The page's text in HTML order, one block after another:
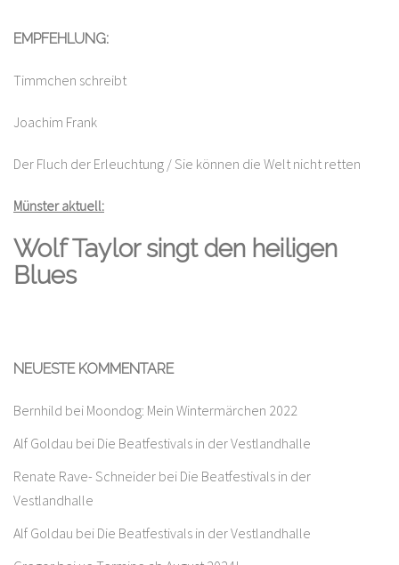
EMPFEHLUNG:
Timmchen schreibt
Joachim Frank
Der Fluch der Erleuchtung / Sie können die Welt nicht retten
Münster aktuell:
Wolf Taylor singt den heiligen
Blues
NEUESTE KOMMENTARE
Bernhild bei Moondog: Mein Wintermärchen 2022
Alf Goldau bei Die Beatfestivals in der Vestlandhalle
Renate Rave- Schneider bei Die Beatfestivals in der
Vestlandhalle
Alf Goldau bei Die Beatfestivals in der Vestlandhalle